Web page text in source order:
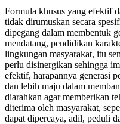
Formula khusus yang efektif
tidak dirumuskan secara
dipegang dalam membentuk
mendatang, pendidikan
lingkungan masyarakat, itu
perlu disinergikan sehingga
efektif, harapannya generasi
dan lebih maju dalam
diarahkan agar memberikan
diterima oleh masyarakat,
dapat dipercaya, adil, peduli